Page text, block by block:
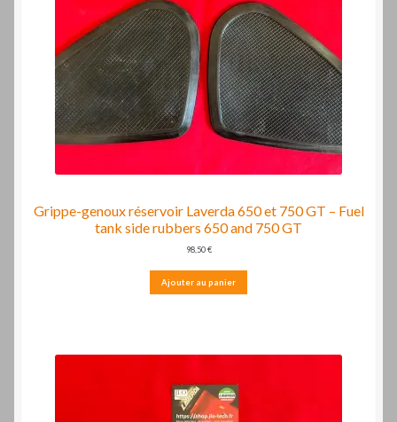
Grippe-genoux réservoir Laverda 650 et 750 GT – Fuel
tank side rubbers 650 and 750 GT
98,50€
Ajouter au panier